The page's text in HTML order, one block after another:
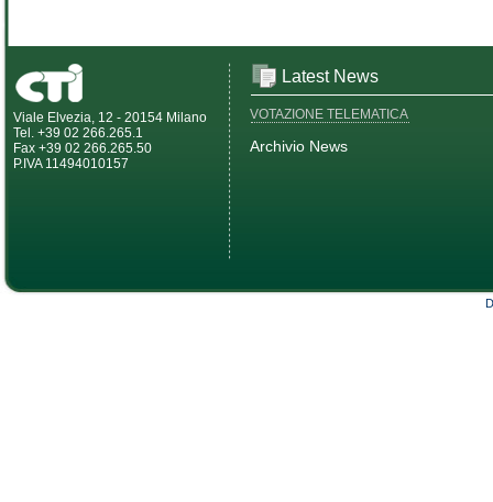
Viale Elvezia, 12 - 20154 Milano
Tel. +39 02 266.265.1
Fax +39 02 266.265.50
P.IVA 11494010157
Latest News
VOTAZIONE TELEMATICA
Archivio News